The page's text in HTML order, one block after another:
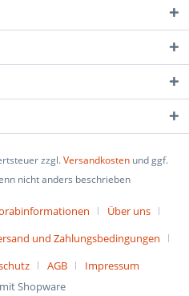
zzgl.Versandkosten und ggf.
nicht anders beschrieben
Über uns
und Zahlungsbedingungen
AGB
Impressum
Shopware